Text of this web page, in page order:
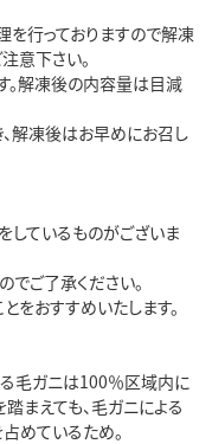
行っておりますので解凍
意下さい。
。解凍後の内容量は目減
解凍後はお早めにお召し
しているものがございま
ご了承ください。
をおすすめいたします。
毛ガニは100％区域内に
まえても、毛ガニによる
めているため。